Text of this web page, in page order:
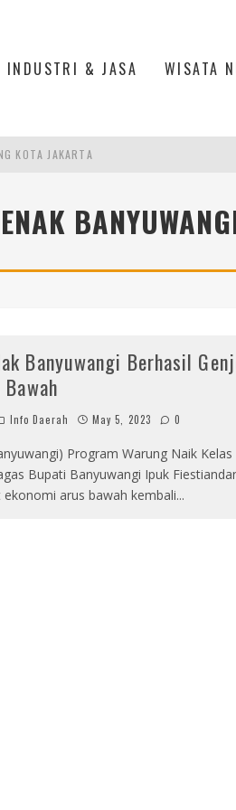
INDUSTRI & JASA WISATA
KOTA JAKARTA
Banyuwangi Berhasil
Info Daerah May 5, 2023 0
Program Warung Naik Kelas
Bupati Banyuwangi Ipuk
arus bawah kembali...